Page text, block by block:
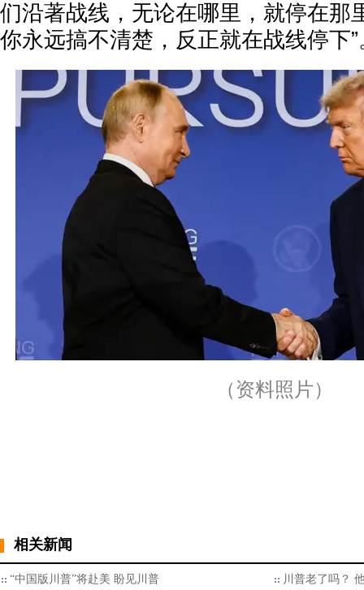
们沿著战线，无论在哪里，就停在那
你永远搞不清楚，反正就在战线停下”
（资料照片）
相关新闻
“中国版川普”将赴美 盼见川普 川普老了吗？